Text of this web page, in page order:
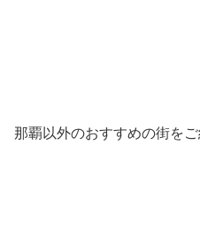
那覇以外のおすすめの街をご